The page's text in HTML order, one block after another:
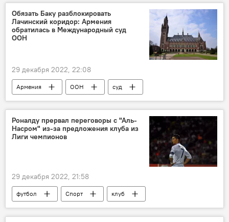
Обязать Баку разблокировать
Лачинский коридор: Армения
обратилась в Международный суд
ООН
29 декабря 2022, 22:08
Армения ООН
суд
Лачинский коридор
Политика
Новости Армения
Роналду прервал переговоры с "Аль-
Насром" из-за предложения клуба из
Лиги чемпионов
29 декабря 2022, 21:58
футбол Спорт
клуб
Роналду